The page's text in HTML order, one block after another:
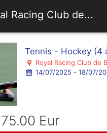
Racing Club de...
Tennis - Hockey (4
Royal Racing Club de
14/07/2025 - 18/07/
Eur